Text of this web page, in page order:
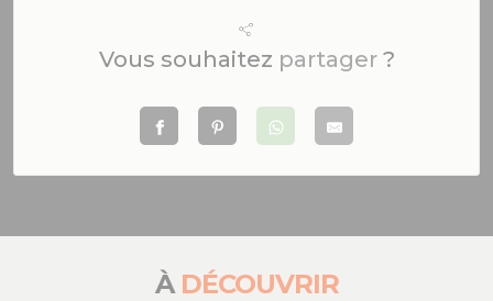
Vous souhaitez partager?
À DÉCOUVRIR